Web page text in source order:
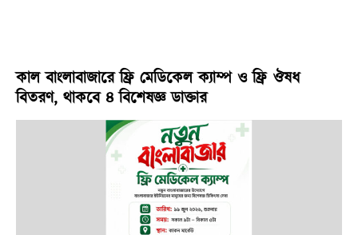
কাল বাংলাবাজারে ফ্রি মেডিকেল ক্যাম্প ও ফ্রি ঔষধ
বিতরণ, থাকবে ৪ বিশেষজ্ঞ ডাক্তার